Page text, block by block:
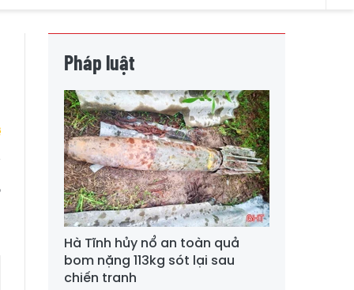
Pháp luật
Hà Tĩnh hủy nổ an toàn quả
bom nặng 113kg sót lại sau
chiến tranh